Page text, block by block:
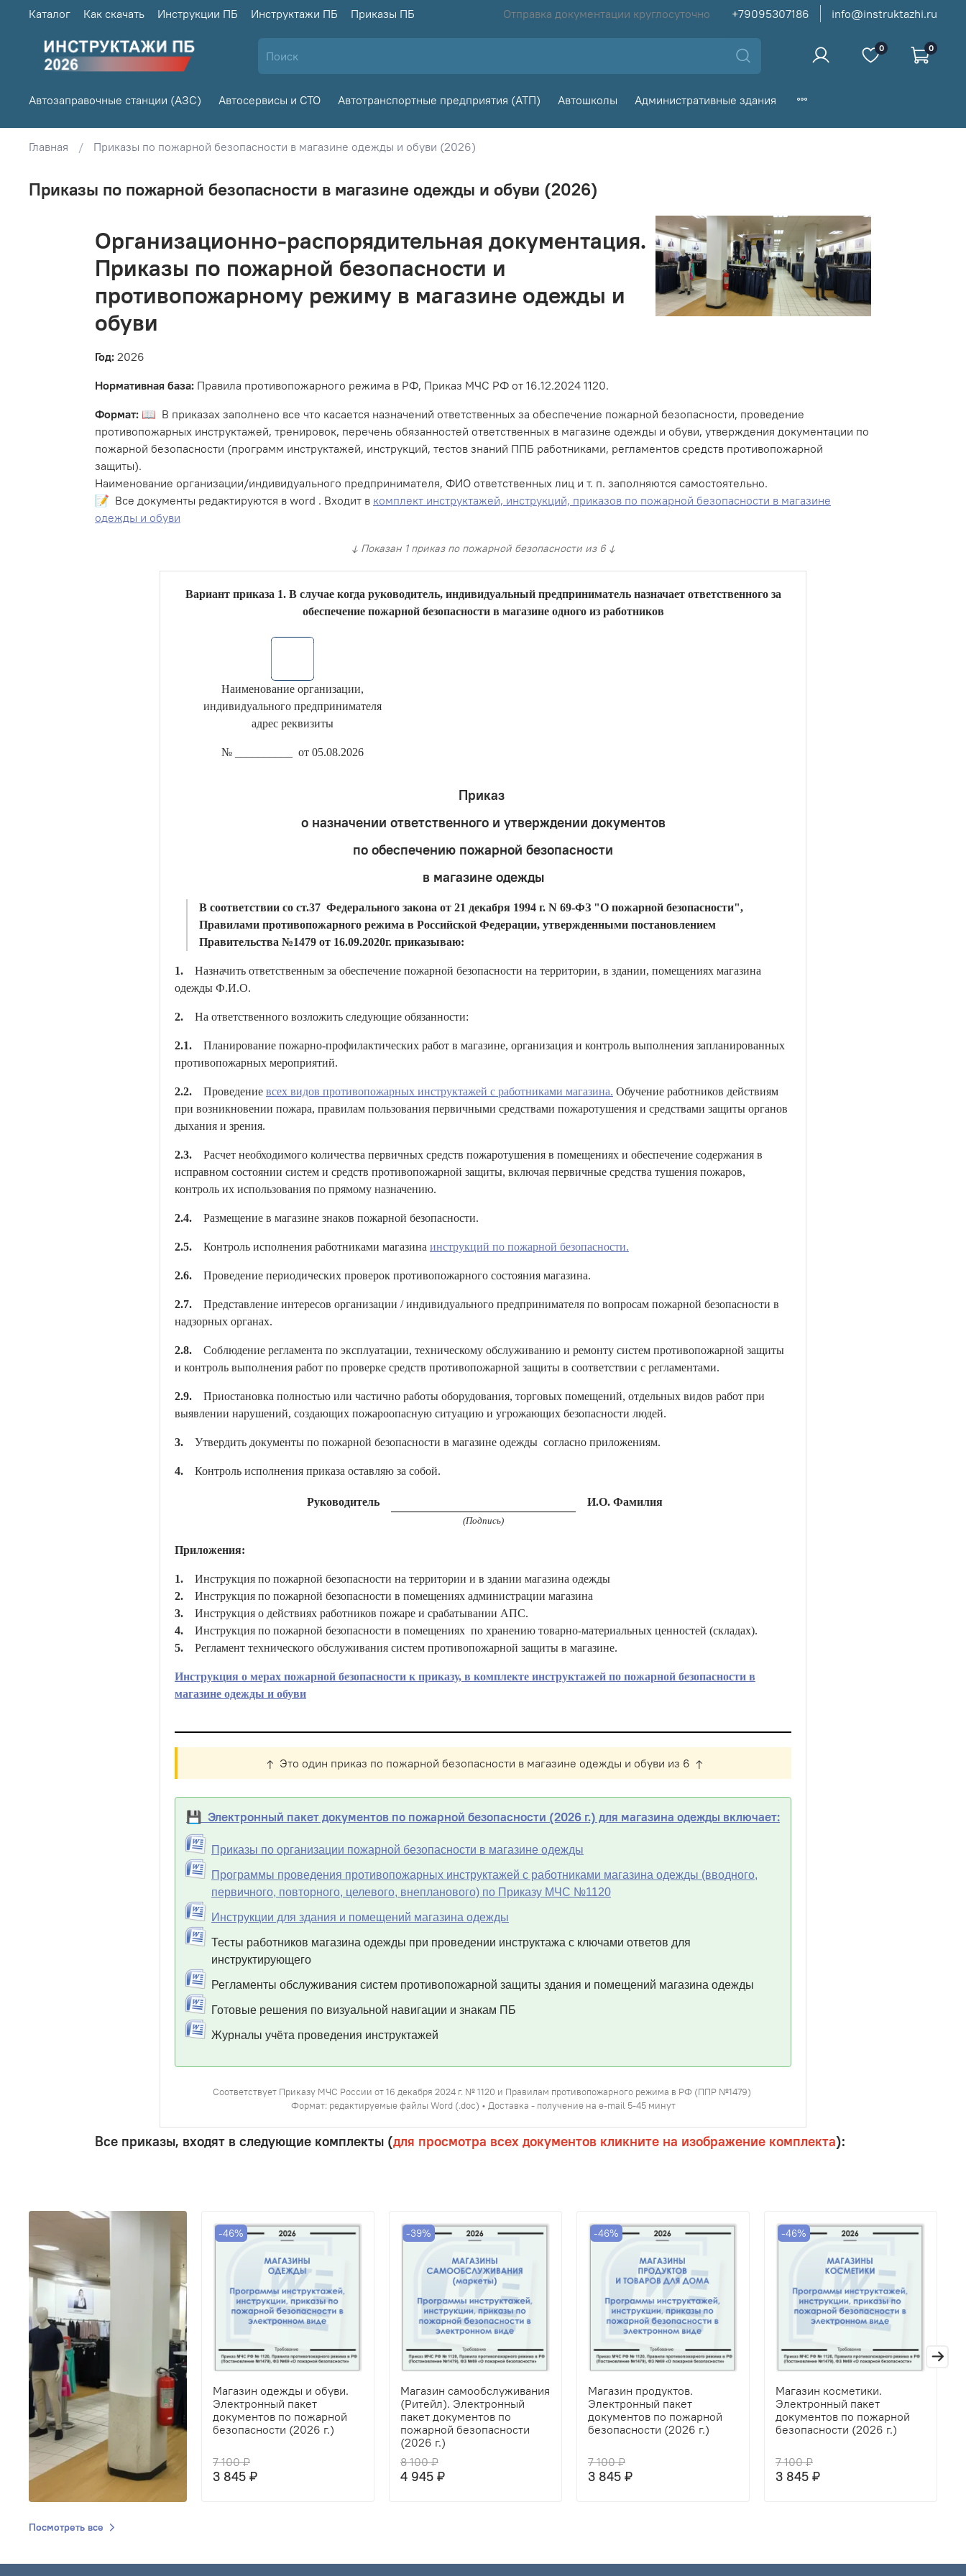
Каталог Как скачать Инструкции ПБ Инструктажи ПБ Приказы ПБ Отправка документации круглосуточно +79095307186 info@instruktazhi.ru
0 0
Автозаправочные станции (АЗС) Автосервисы и СТО Автотранспортные предприятия (АТП) Автошколы Административные здания
Главная Приказы по пожарной безопасности в магазине одежды и обуви (2026)
Приказы по пожарной безопасности в магазине одежды и обуви (2026)
Организационно-распорядительная документация.
Приказы по пожарной безопасности и
противопожарному режиму в магазине одежды и
обуви
Год: 2026
Нормативная база: Правила противопожарного режима в РФ, Приказ МЧС РФ от 16.12.2024 1120.
Формат: 📖 В приказах заполнено все что касается назначений ответственных за обеспечение пожарной безопасности, проведение
противопожарных инструктажей, тренировок, перечень обязанностей ответственных в магазине одежды и обуви, утверждения документации по
пожарной безопасности (программ инструктажей, инструкций, тестов знаний ППБ работниками, регламентов средств противопожарной
защиты).
Наименование организации/индивидуального предпринимателя, ФИО ответственных лиц и т. п. заполняются самостоятельно.
📝 Все документы редактируются в word . Входит в комплект инструктажей, инструкций, приказов по пожарной безопасности в магазине
одежды и обуви
↓ Показан 1 приказ по пожарной безопасности из 6 ↓
Вариант приказа 1. В случае когда руководитель, индивидуальный предприниматель назначает ответственного за
обеспечение пожарной безопасности в магазине одного из работников
Наименование организации,
индивидуального предпринимателя
адрес реквизиты
№ __________ от 05.08.2026
Приказ
о назначении ответственного и утверждении документов
по обеспечению пожарной безопасности
в магазине одежды
В соответствии со ст.37 Федерального закона от 21 декабря 1994 г. N 69-ФЗ "О пожарной безопасности",
Правилами противопожарного режима в Российской Федерации, утвержденными постановлением
Правительства №1479 от 16.09.2020г. приказываю:
1. Назначить ответственным за обеспечение пожарной безопасности на территории, в здании, помещениях магазина
одежды Ф.И.О.
2. На ответственного возложить следующие обязанности:
2.1. Планирование пожарно-профилактических работ в магазине, организация и контроль выполнения запланированных
противопожарных мероприятий.
2.2. Проведение всех видов противопожарных инструктажей с работниками магазина. Обучение работников действиям
при возникновении пожара, правилам пользования первичными средствами пожаротушения и средствами защиты органов
дыхания и зрения.
2.3.
Расчет необходимого количества первичных средств пожаротушения в помещениях и обеспечение содержания в
исправном состоянии систем и средств противопожарной защиты, включая первичные средства тушения пожаров,
контроль их использования по прямому назначению.
2.4. Размещение в магазине знаков пожарной безопасности.
2.5. Контроль исполнения работниками магазина инструкций по пожарной безопасности.
2.6. Проведение периодических проверок противопожарного состояния магазина.
2.7. Представление интересов организации / индивидуального предпринимателя по вопросам пожарной безопасности в
надзорных органах.
2.8. Соблюдение регламента по эксплуатации, техническому обслуживанию и ремонту систем противопожарной защиты
и контроль выполнения работ по проверке средств противопожарной защиты в соответствии с регламентами.
2.9. Приостановка полностью или частично работы оборудования, торговых помещений, отдельных видов работ при
выявлении нарушений, создающих пожароопасную ситуацию и угрожающих безопасности людей.
3. Утвердить документы по пожарной безопасности в магазине одежды согласно приложениям.
4. Контроль исполнения приказа оставляю за собой.
Руководитель И.О. Фамилия
(Подпись)
Приложения:
1. Инструкция по пожарной безопасности на территории и в здании магазина одежды
2. Инструкция по пожарной безопасности в помещениях администрации магазина
3. Инструкция о действиях работников пожаре и срабатывании АПС.
4.
Инструкция по пожарной безопасности в помещениях по хранению товарно-материальных ценностей (складах).
5. Регламент технического обслуживания систем противопожарной защиты в магазине.
Инструкция о мерах пожарной безопасности к приказу, в комплекте инструктажей по пожарной безопасности в
магазине одежды и обуви
↑ Это один приказ по пожарной безопасности в магазине одежды и обуви из 6 ↑
💾 Электронный пакет документов по пожарной безопасности (2026 г.) для магазина одежды включает:
Приказы по организации пожарной безопасности в магазине одежды
Программы проведения противопожарных инструктажей с работниками магазина одежды (вводного,
первичного, повторного, целевого, внепланового) по Приказу МЧС №1120
Инструкции для здания и помещений магазина одежды
Тесты работников магазина одежды при проведении инструктажа с ключами ответов для
инструктирующего
Регламенты обслуживания систем противопожарной защиты здания и помещений магазина одежды
Готовые решения по визуальной навигации и знакам ПБ
Журналы учёта проведения инструктажей
Соответствует Приказу МЧС России от 16 декабря 2024 г. № 1120 и Правилам противопожарного режима в РФ (ППР №1479)
Формат: редактируемые файлы Word (.doc) • Доставка - получение на e-mail 5-45 минут
Все приказы, входят в следующие комплекты (для просмотра всех документов кликните на изображение комплекта):
Посмотреть все
-46%
Магазин одежды и обуви.
Электронный пакет
документов по пожарной
безопасности (2026 г.)
7 100 ₽
3 845 ₽
-39%
Магазин самообслуживания
(Ритейл). Электронный
пакет документов по
пожарной безопасности
(2026 г.)
8 100 ₽
4 945 ₽
-46%
Магазин продуктов.
Электронный пакет
документов по пожарной
безопасности (2026 г.)
7 100 ₽
3 845 ₽
-46%
Магазин косметики.
Электронный пакет
документов по пожарной
безопасности (2026 г.)
7 100 ₽
3 845 ₽